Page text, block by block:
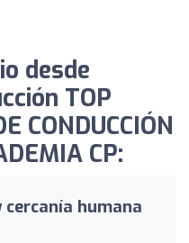
desde
TOP
CONDUCCIÓN
CP:
humana